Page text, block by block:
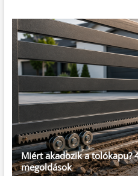
Miért akadozik a tolókapu?
megoldások